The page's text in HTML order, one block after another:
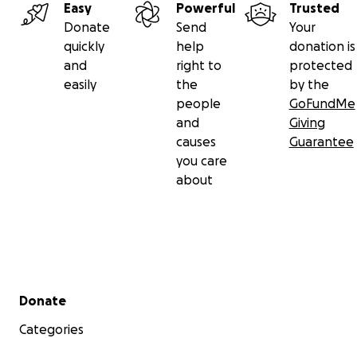
Easy
Donate
quickly
and
easily
Powerful
Send
help
right to
the
people
and
causes
you care
about
Trusted
Your
donation is
protected
by the
GoFundMe
Giving
Guarantee
Secondary menu
Donate
Categories